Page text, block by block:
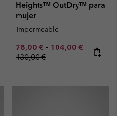
Heights™ OutDry™ para
mujer
Impermeable
Minimum sale price:
78,00 € - Maximum sale
104,00 € Regular
130,00 €